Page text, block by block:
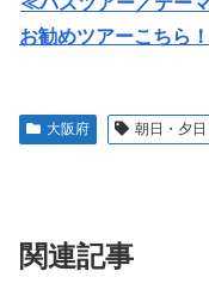
お勧めツアーこちら！
大阪府 朝日・夕日
関連記事